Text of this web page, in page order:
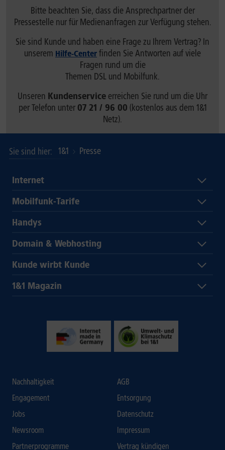
Bitte beachten Sie, dass die Ansprechpartner der
Pressestelle nur für Medienanfragen zur Verfügung stehen.
Sie sind Kunde und haben eine Frage zu Ihrem Vertrag? In
unserem Hilfe-Center finden Sie Antworten auf viele
Fragen rund um die
Themen DSL und Mobilfunk.
Unseren Kundenservice erreichen Sie rund um die Uhr
per Telefon unter 07 21 / 96 00 (kostenlos aus dem 1&1
Netz).
Sie sind hier 1&1 Presse
Internet
Mobilfunk-Tarife
Handys
Domain & Webhosting
Kunde wirbt Kunde
1&1 Magazin
Nachhaltigkeit
Engagement
Jobs
Newsroom
Partnerprogramme
AGB
Entsorgung
Datenschutz
Impressum
Vertrag kündigen